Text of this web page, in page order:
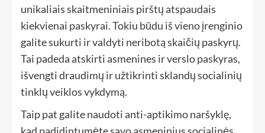
unikaliais skaitmeniniais pirštų atspaudais
kiekvienai paskyrai. Tokiu būdu iš vieno įrenginio
galite sukurti ir valdyti neribotą skaičių paskyrų.
Tai padeda atskirti asmenines ir verslo paskyras,
išvengti draudimų ir užtikrinti sklandų socialinių
tinklų veiklos vykdymą.
Taip pat galite naudoti anti-aptikimo naršyklę,